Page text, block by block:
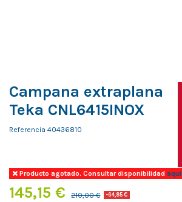
Campana extraplana
Teka CNL6415INOX
Referencia 40436810
Producto agotado. Consultar disponibilidadaqui
145,15 € 210,00 € -64,85 €